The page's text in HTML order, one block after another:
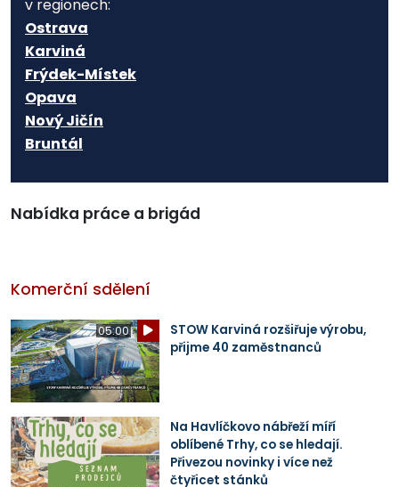
v regionech:
Ostrava
Karviná
Frýdek-Místek
Opava
Nový Jičín
Bruntál
Nabídka práce a brigád
Komerční sdělení
05:00
STOW Karviná rozšiřuje výrobu,
přijme 40 zaměstnanců
Na Havlíčkovo nábřeží míří
oblíbené Trhy, co se hledají.
Přivezou novinky i více než
čtyřicet stánků